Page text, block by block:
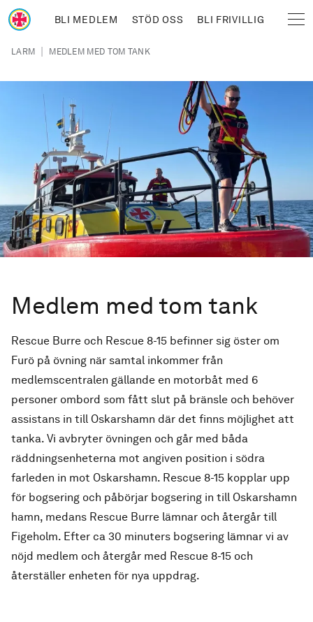
Hoppa till huvudinnehåll
BLI MEDLEM STÖD OSS BLI FRIVILLIG
Länkstig
LARM | MEDLEM MED TOM TANK
Medlem med tom tank
Rescue Burre och Rescue 8-15 befinner sig öster om
Furö på övning när samtal inkommer från
medlemscentralen gällande en motorbåt med 6
personer ombord som fått slut på bränsle och behöver
assistans in till Oskarshamn där det finns möjlighet att
tanka. Vi avbryter övningen och går med båda
räddningsenheterna mot angiven position i södra
farleden in mot Oskarshamn. Rescue 8-15 kopplar upp
för bogsering och påbörjar bogsering in till Oskarshamn
hamn, medans Rescue Burre lämnar och återgår till
Figeholm. Efter ca 30 minuters bogsering lämnar vi av
nöjd medlem och återgår med Rescue 8-15 och
återställer enheten för nya uppdrag.